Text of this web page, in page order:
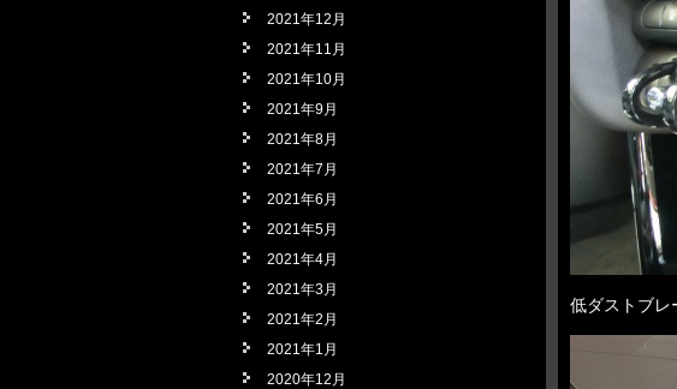
低ダストブレ
2021年12月
2021年11月
2021年10月
2021年9月
2021年8月
2021年7月
2021年6月
2021年5月
2021年4月
2021年3月
2021年2月
2021年1月
2020年12月